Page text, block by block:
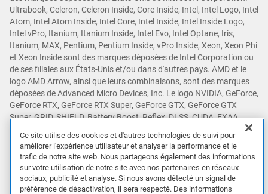
Ultrabook, Celeron, Celeron Inside, Core Inside, Intel, Intel Logo, Intel
Atom, Intel Atom Inside, Intel Core, Intel Inside, Intel Inside Logo,
Intel vPro, Itanium, Itanium Inside, Intel Evo, Intel Optane, Iris,
Itanium, MAX, Pentium, Pentium Inside, vPro Inside, Xeon, Xeon Phi
et Xeon Inside sont des marques déposées de Intel Corporation ou
de ses filiales aux États-Unis et/ou dans d'autres pays. AMD et le
logo AMD Arrow, ainsi que leurs combinaisons, sont des marques
déposées de Advanced Micro Devices, Inc. Le logo NVIDIA, GeForce,
GeForce RTX, GeForce RTX Super, GeForce GTX, GeForce GTX
Super, GRID, SHIELD, Battery Boost, Reflex, DLSS, CUDA, FXAA,
GameStream, G-SYNC, G-SYNC Ultimate, NVLINK, ShadowPlay, SLI,
TXAA, PhysX, GeForce Experience, GeForce NOW, Maxwell, Pascal
et Turing sont des marques et/ou des marques déposées de NVIDIA
Corporation aux États-Unis et dans d'autres pays. Snapdragon est
une marque commerciale ou déposée de Qualcomm Incorporated.
D'autres marques déposées peuvent être des marques déposées de
Ce site utilise des cookies et d'autres technologies de suivi pour
améliorer l'expérience utilisateur et analyser la performance et le
trafic de notre site web. Nous partageons également des informations
sur votre utilisation de notre site avec nos partenaires en réseaux
sociaux, publicité et analyse. Si nous avons détecté un signal de
préférence de désactivation, il sera respecté. Des informations